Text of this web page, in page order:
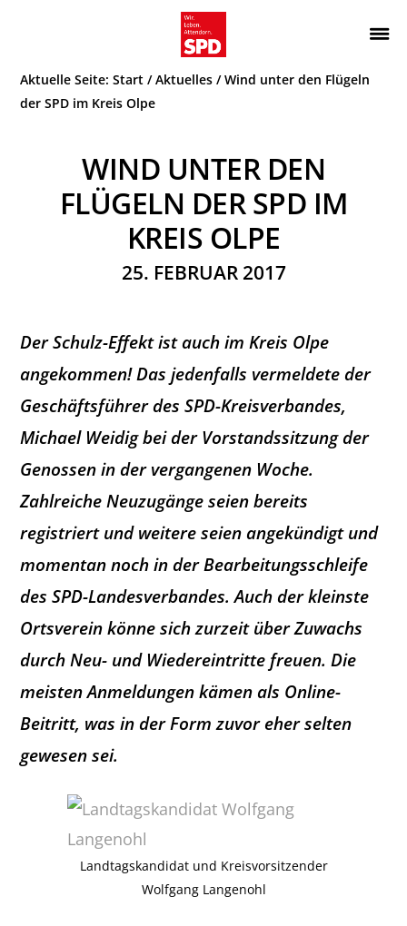
springen
springen
SPD
Leben.
Attendorn.
Aktuelle Seite:Start / Aktuelles /Wind unter den Flügeln
der SPD im Kreis Olpe
WIND UNTER DEN
FLÜGELN DER SPD IM
KREIS OLPE
25. FEBRUAR 2017
Der Schulz-Effekt ist auch im Kreis Olpe
angekommen! Das jedenfalls vermeldete der
Geschäftsführer des SPD-Kreisverbandes,
Michael Weidig bei der Vorstandssitzung der
Genossen in der vergangenen Woche.
Zahlreiche Neuzugänge seien bereits
registriert und weitere seien angekündigt und
momentan noch in der Bearbeitungsschleife
des SPD-Landesverbandes. Auch der kleinste
Ortsverein könne sich zurzeit über Zuwachs
durch Neu- und Wiedereintritte freuen. Die
meisten Anmeldungen kämen als Online-
Beitritt, was in der Form zuvor eher selten
gewesen sei.
Landtagskandidat und Kreisvorsitzender
Wolfgang Langenohl